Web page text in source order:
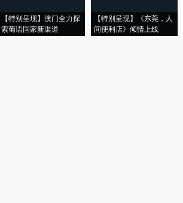
【特别呈现】澳门全力探
索葡语国家新渠道
【特别呈现】《东莞，人
间便利店》倾情上线